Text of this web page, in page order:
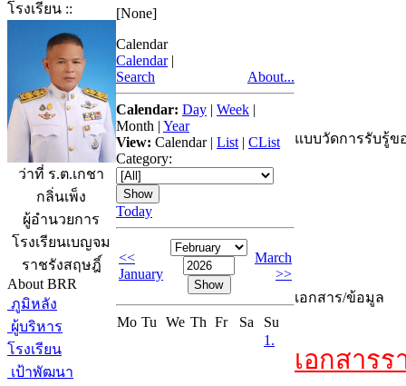
โรงเรียน ::
ว่าที่ ร.ต.เกชา
กลิ่นเพ็ง
ผู้อำนวยการ
โรงเรียนเบญจม
ราชรังสฤษฎิ์
About BRR
ภูมิหลัง
ผู้บริหาร
โรงเรียน
เป้าพัฒนา
[None]
Calendar
Calendar |
Search
About...
Calendar: Day | Week |
Month | Year
View: Calendar| List | CList
Category:
Today
<<
January
March
>>
Mo Tu We Th Fr Sa
Su
1.
แบบวัดการรับรู้ข
เอกสาร/ข้อมูล
เอกสาร